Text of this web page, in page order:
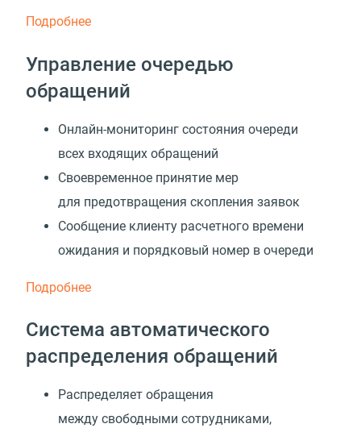
Подробнее
Управление очередью
обращений
Онлайн-мониторинг состояния очереди
всех входящих обращений
Своевременное принятие мер
для предотвращения скопления заявок
Сообщение клиенту расчетного времени
ожидания и порядковый номер в очереди
Подробнее
Система автоматического
распределения обращений
Распределяет обращения
между свободными сотрудниками,